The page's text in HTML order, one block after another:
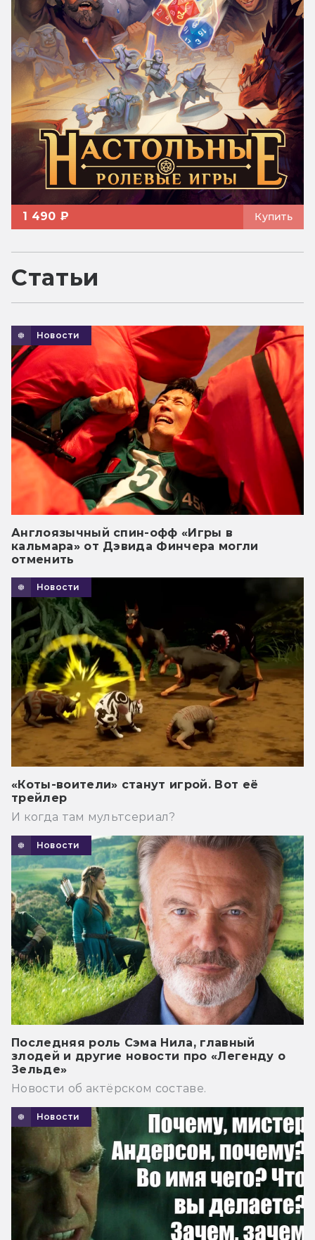
1 490 ₽ Купить
Статьи
Новости
Англоязычный спин-офф «Игры в
кальмара» от Дэвида Финчера могли
отменить
Новости
«Коты-воители» станут игрой. Вот её
трейлер
И когда там мультсериал?
Новости
Последняя роль Сэма Нила, главный
злодей и другие новости про «Легенду о
Зельде»
Новости об актёрском составе.
Новости